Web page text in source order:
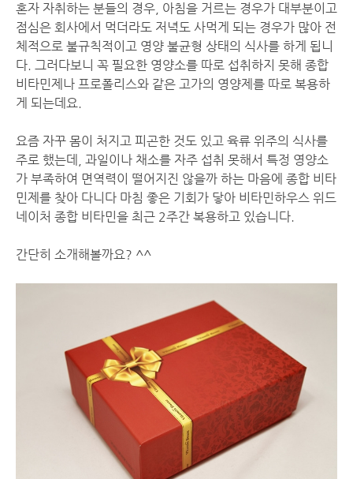
혼자 자취하는 분들의 경우, 아침을 거르는 경우가 대부분이고
점심은 회사에서 먹더라도 저녁도 사먹게 되는 경우가 많아 전
체적으로 불규칙적이고 영양 불균형 상태의 식사를 하게 됩니
다. 그러다보니 꼭 필요한 영양소를 따로 섭취하지 못해 종합
비타민제나 프로폴리스와 같은 고가의 영양제를 따로 복용하
게 되는데요.
요즘 자꾸 몸이 처지고 피곤한 것도 있고 육류 위주의 식사를
주로 했는데, 과일이나 채소를 자주 섭취 못해서 특정 영양소
가 부족하여 면역력이 떨어지진 않을까 하는 마음에 종합 비타
민제를 찾아 다니다 마침 좋은 기회가 닿아 비타민하우스 위드
네이처 종합 비타민을 최근 2주간 복용하고 있습니다.
간단히 소개해볼까요? ^^